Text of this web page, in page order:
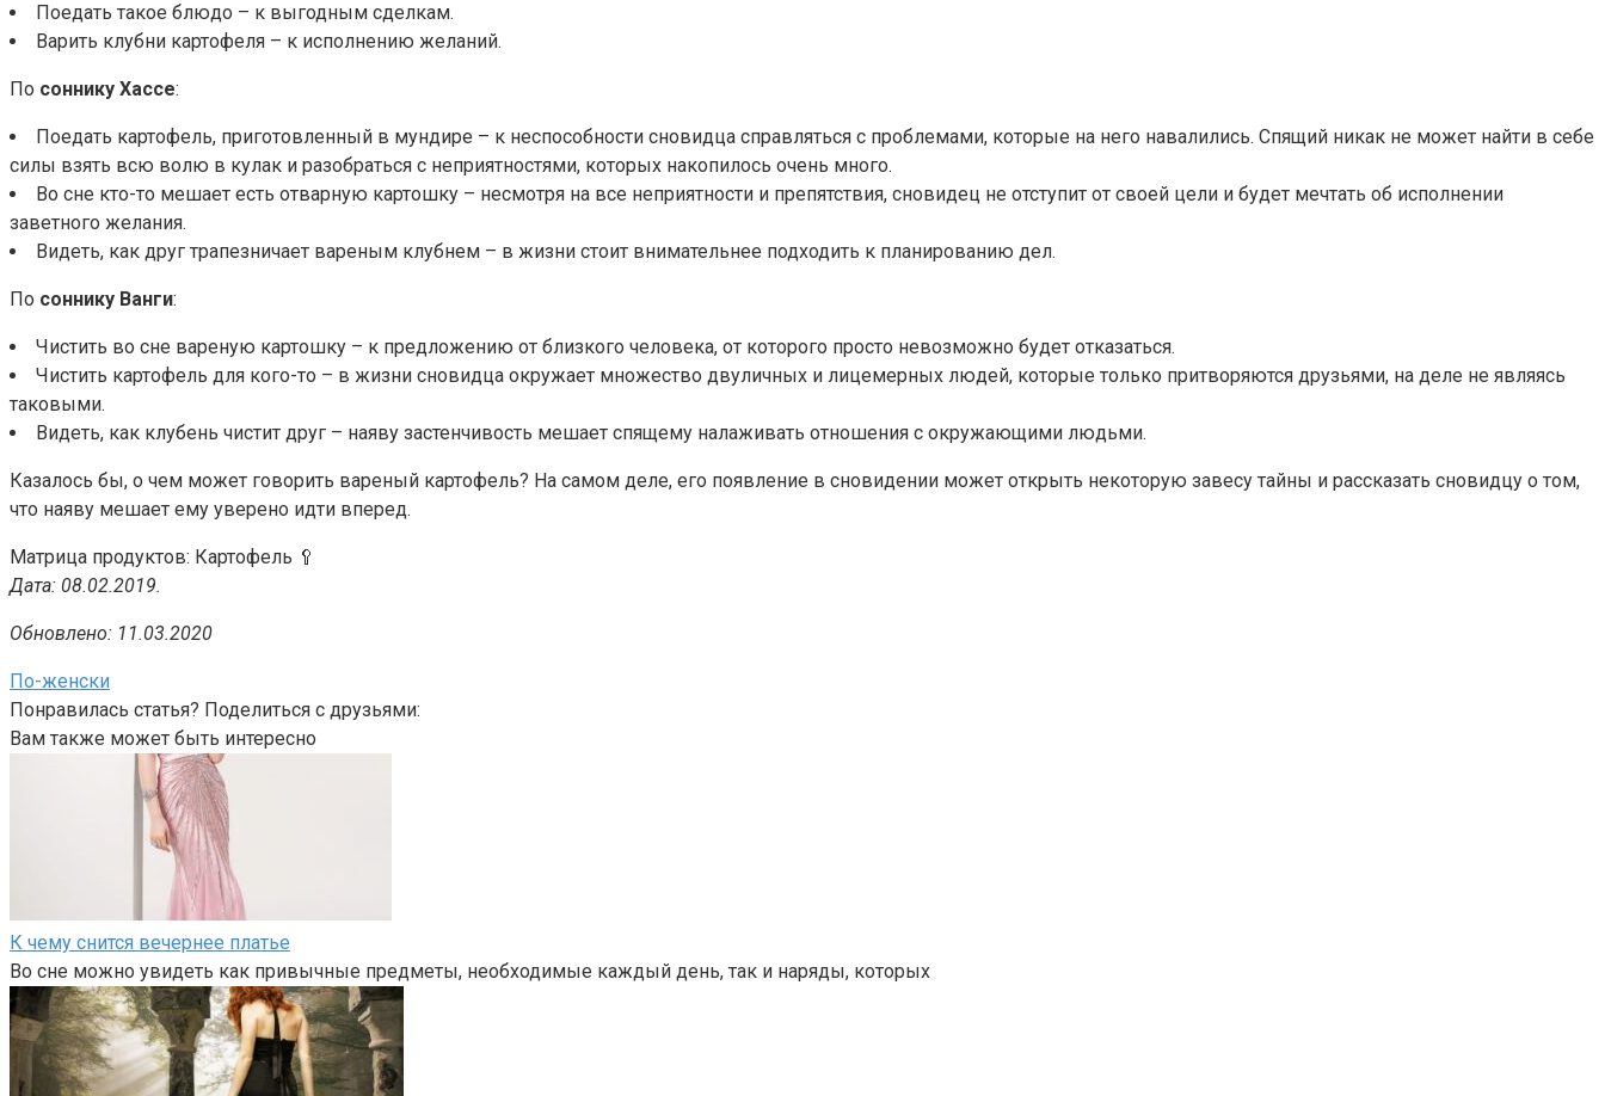
Поедать такое блюдо – к выгодным сделкам.
Варить клубни картофеля – к исполнению желаний.
По соннику Хассе:
Поедать картофель, приготовленный в мундире – к неспособности сновидца справляться с проблемами, которые на него навалились. Спящий никак не может найти в себе
силы взять всю волю в кулак и разобраться с неприятностями, которых накопилось очень много.
Во сне кто-то мешает есть отварную картошку – несмотря на все неприятности и препятствия, сновидец не отступит от своей цели и будет мечтать об исполнении
заветного желания.
Видеть, как друг трапезничает вареным клубнем – в жизни стоит внимательнее подходить к планированию дел.
По соннику Ванги:
Чистить во сне вареную картошку – к предложению от близкого человека, от которого просто невозможно будет отказаться.
Чистить картофель для кого-то – в жизни сновидца окружает множество двуличных и лицемерных людей, которые только притворяются друзьями, на деле не являясь
таковыми.
Видеть, как клубень чистит друг – наяву застенчивость мешает спящему налаживать отношения с окружающими людьми.
Казалось бы, о чем может говорить вареный картофель? На самом деле, его появление в сновидении может открыть некоторую завесу тайны и рассказать сновидцу о том,
что наяву мешает ему уверено идти вперед.
Матрица продуктов: Картофель 🥄
Дата: 08.02.2019.
Обновлено: 11.03.2020
По-женски
Понравилась статья? Поделиться с друзьями:
Вам также может быть интересно
К чему снится вечернее платье
Во сне можно увидеть как привычные предметы, необходимые каждый день, так и наряды, которых